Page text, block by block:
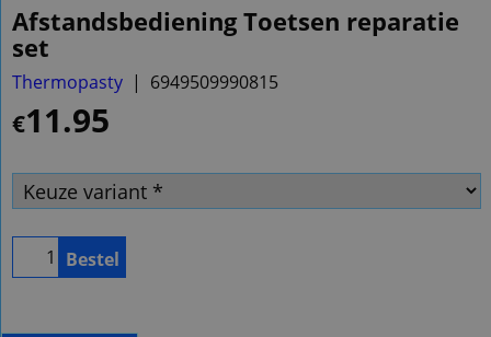
Afstandsbediening Toetsen reparatie
set
Thermopasty 6949509990815
€11.95
Bestel